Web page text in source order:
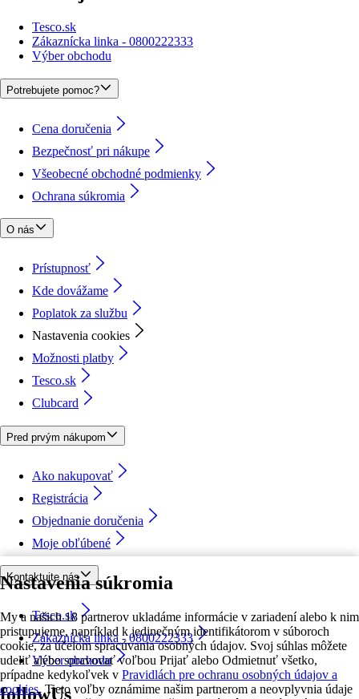
Nastavenia súkromia
My a našich 18 partnerov ukladáme informácie v zariadení alebo k nim
pristupujeme, napríklad k jedinečným identifikátorom v súboroch
cookie, za účelom spracúvania osobných údajov. Svoj súhlas môžete
udeliť alebo spravovať voľbou Prijať alebo Odmietnuť všetko,
prípadne kedykoľvek v Pravidlách pre ochranu osobných údajov a
cookies. Tieto voľby oznámime našim partnerom a neovplyvnia údaje
Tesco.sk
Zákaznícka linka - 0800222333
Výber obchodu
Potrebujete pomoc?
Cena doručenia
Bezpečnosť pri nákupe
Všeobecné obchodné podmienky
Ochrana súkromia
O nás
Prístupnosť
Kde dovážame
Poplatok za službu
Nastavenia cookies
Možnosti platby
Tesco.sk
Clubcard
Pred prvým nákupom
Ako nakupovať
Registrácia
Objednanie doručenia
Moje obľúbené
Kontaktujte nás
Tesco.sk
Zákaznícka linka - 0800222333
Výber obchodu
followUs